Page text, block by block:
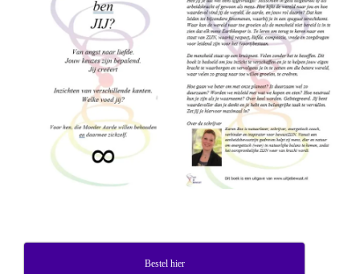
Bestel hier